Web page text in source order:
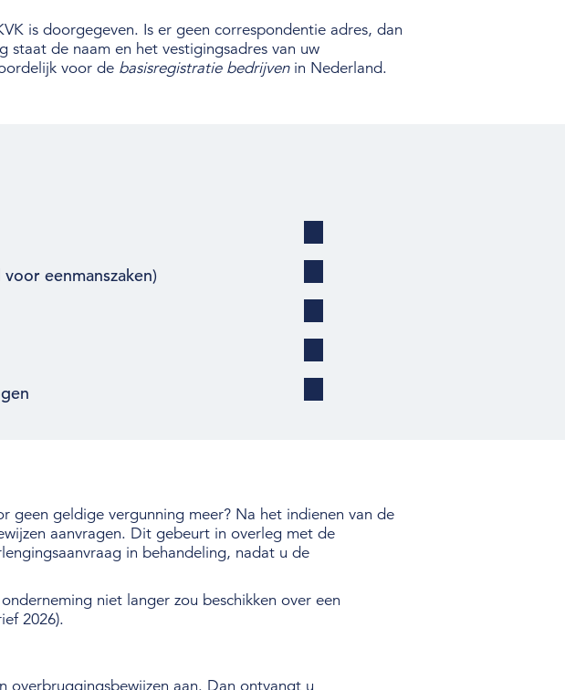
is doorgegeven. Is er geen correspondentie adres, dan
de naam en het vestigingsadres van uw
voor de basisregistratie bedrijvenin Nederland.
eenmanszaken)
geen geldige vergunning meer? Na het indienen van de
aanvragen. Dit gebeurt in overleg met de
in behandeling, nadat u de
niet langer zou beschikken over een
2026).